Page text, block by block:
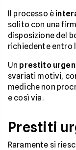
Il processo è
solito con una
disposizione del
richiedente entro
Un prestito
svariati motivi,
mediche non
e così via.
Prestiti
Raramente si